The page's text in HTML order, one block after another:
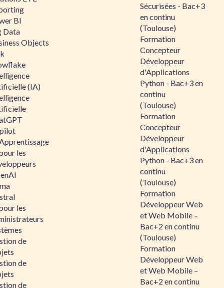
BI
Data
Objects
(IA)
les
les
de
de
de
Sécurisées - Bac+3
en continu
(Toulouse)
Formation
Concepteur
Développeur
d'Applications
Python - Bac+3 en
continu
(Toulouse)
Formation
Concepteur
Développeur
d'Applications
Python - Bac+3 en
continu
(Toulouse)
Formation
Développeur Web
et Web Mobile –
Bac+2 en continu
(Toulouse)
Formation
Développeur Web
et Web Mobile –
Bac+2 en continu